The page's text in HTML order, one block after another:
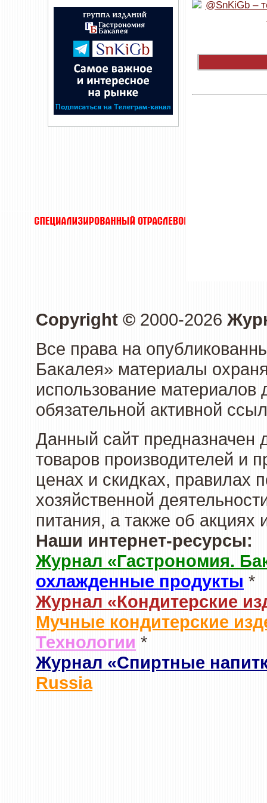
Copyright © 2000-2026
Все права на
Бакалея» материалы
использование материалов
обязательной активной
Данный сайт предназначен
товаров производителей и
ценах и скидках, правилах
хозяйственной
питания, а также об
Наши интернет-ресурсы:
Журнал «Гастрономия.
охлажденные продукты *
Журнал «Кондитерские
Мучные кондитерские
Технологии *
Журнал «Спиртные
Russia